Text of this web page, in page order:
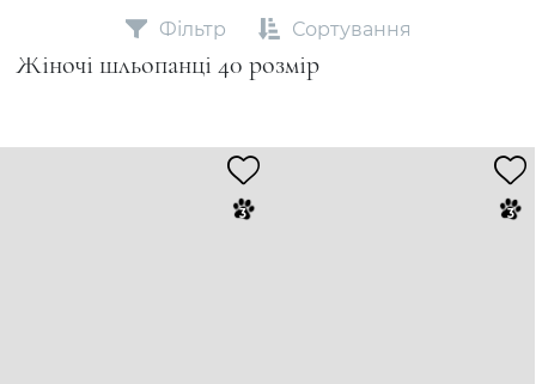
Жіночі шльопанці 40 розмір
Фільтр Сортування